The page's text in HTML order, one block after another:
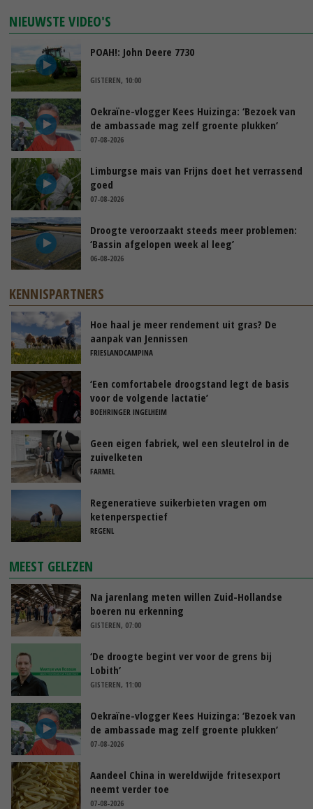
NIEUWSTE VIDEO'S
POAH!: John Deere 7730
GISTEREN, 10:00
Oekraïne-vlogger Kees Huizinga: ‘Bezoek van
de ambassade mag zelf groente plukken’
07-08-2026
Limburgse mais van Frijns doet het verrassend
goed
07-08-2026
Droogte veroorzaakt steeds meer problemen:
‘Bassin afgelopen week al leeg’
06-08-2026
KENNISPARTNERS
Hoe haal je meer rendement uit gras? De
aanpak van Jennissen
FRIESLANDCAMPINA
‘Een comfortabele droogstand legt de basis
voor de volgende lactatie’
BOEHRINGER INGELHEIM
Geen eigen fabriek, wel een sleutelrol in de
zuivelketen
FARMEL
Regeneratieve suikerbieten vragen om
ketenperspectief
REGENL
MEEST GELEZEN
Na jarenlang meten willen Zuid-Hollandse
boeren nu erkenning
GISTEREN, 07:00
‘De droogte begint ver voor de grens bij
Lobith’
GISTEREN, 11:00
Oekraïne-vlogger Kees Huizinga: ‘Bezoek van
de ambassade mag zelf groente plukken’
07-08-2026
Aandeel China in wereldwijde fritesexport
neemt verder toe
07-08-2026